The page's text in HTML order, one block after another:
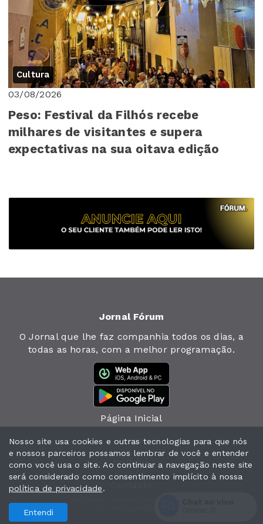
Cultura
03/08/2026
Peso: Festival da Filhós recebe
milhares de visitantes e supera
expectativas na sua oitava edição
Jornal Fórum
O Jornal que lhe faz companhia todos os dias, a
todas as horas, com a melhor programação.
Página Inicial
Jornal
Notícias
Nosso site usa cookies e outras tecnologias para que nós
e nossos parceiros possamos lembrar de você e entender
como você usa o site. Ao continuar a navegação neste site
será considerado como consentimento implícito à nossa
política de privacidade.
Entendi